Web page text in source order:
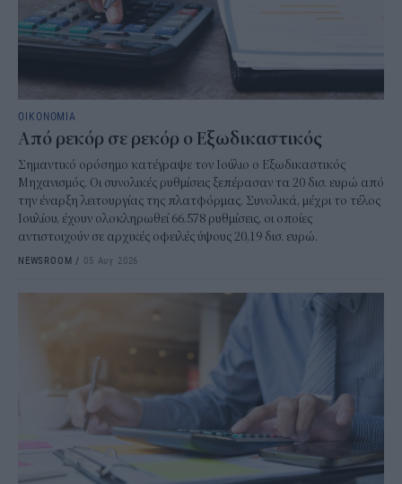
ΟΙΚΟΝΟΜΙΑ
Από ρεκόρ σε ρεκόρ ο Εξωδικαστικός
Σημαντικό ορόσημο κατέγραψε τον Ιούλιο ο Εξωδικαστικός
Μηχανισμός. Οι συνολικές ρυθμίσεις ξεπέρασαν τα 20 δισ. ευρώ από
την έναρξη λειτουργίας της πλατφόρμας. Συνολικά, μέχρι το τέλος
Ιουλίου, έχουν ολοκληρωθεί 66.578 ρυθμίσεις, οι οποίες
αντιστοιχούν σε αρχικές οφειλές ύψους 20,19 δισ. ευρώ.
NEWSROOM / 05 Αυγ 2026